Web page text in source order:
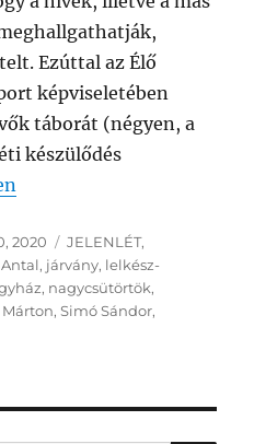
Ezúttal az Élő
képviseletében
táborát (négyen, a
készülődés
– HIRDESD AZ
2020 Kategória
JELENLÉT,
, járvány, lelkész-
, nagycsütörtök,
,Simó Sándor,